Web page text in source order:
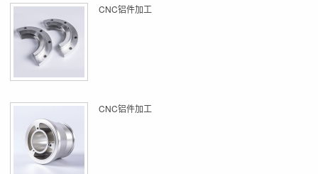
CNC铝件加工
CNC铝件加工